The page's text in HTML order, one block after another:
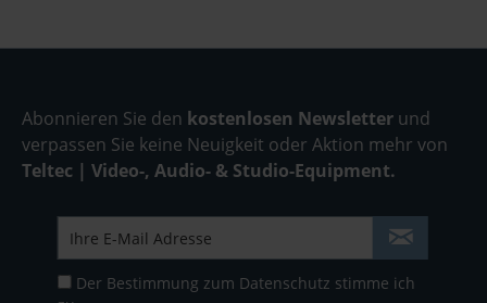
Abonnieren Sie den kostenlosen Newsletter und
verpassen Sie keine Neuigkeit oder Aktion mehr von
Teltec | Video-, Audio- & Studio-Equipment.
Der Bestimmung zum Datenschutz stimme ich